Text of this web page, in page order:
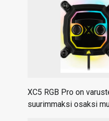
XC5 RGB Pro on
suurimmaksi osaksi